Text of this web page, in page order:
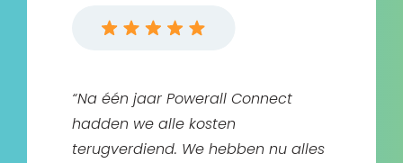
“Na één jaar Powerall Connect
hadden we alle kosten
terugverdiend. We hebben nu alles